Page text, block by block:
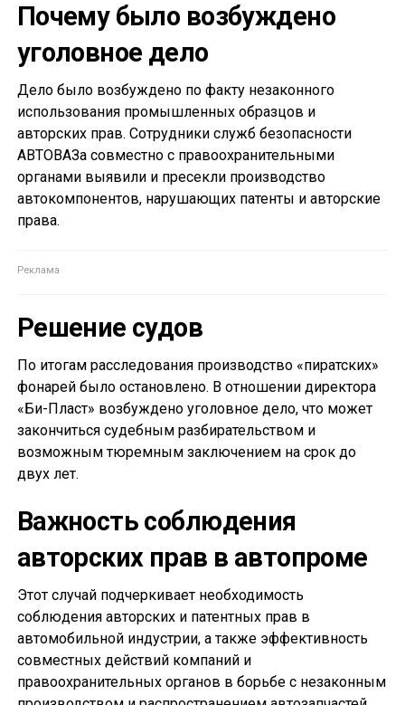
Почему было возбуждено
уголовное дело
Дело было возбуждено по факту незаконного
использования промышленных образцов и
авторских прав. Сотрудники служб безопасности
АВТОВАЗа совместно с правоохранительными
органами выявили и пресекли производство
автокомпонентов, нарушающих патенты и авторские
права.
Решение судов
По итогам расследования производство «пиратских»
фонарей было остановлено. В отношении директора
«Би-Пласт» возбуждено уголовное дело, что может
закончиться судебным разбирательством и
возможным тюремным заключением на срок до
двух лет.
Важность соблюдения
авторских прав в автопроме
Этот случай подчеркивает необходимость
соблюдения авторских и патентных прав в
автомобильной индустрии, а также эффективность
совместных действий компаний и
правоохранительных органов в борьбе с незаконным